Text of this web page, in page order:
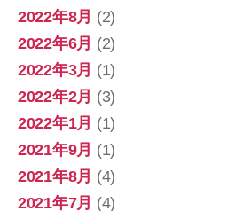
2022年8月 (2)
2022年6月 (2)
2022年3月 (1)
2022年2月 (3)
2022年1月 (1)
2021年9月 (1)
2021年8月 (4)
2021年7月 (4)